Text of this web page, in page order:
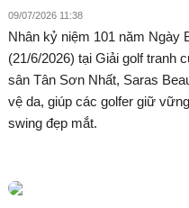
09/07/2026 11:38
Nhân kỷ niệm 101 năm Ngày
(21/6/2026) tại Giải golf tranh
sân Tân Sơn Nhất, Saras
vệ da, giúp các golfer giữ
swing đẹp mắt.